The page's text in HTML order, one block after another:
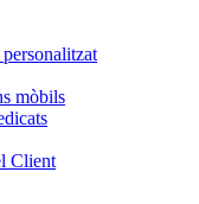
mòbils
Client